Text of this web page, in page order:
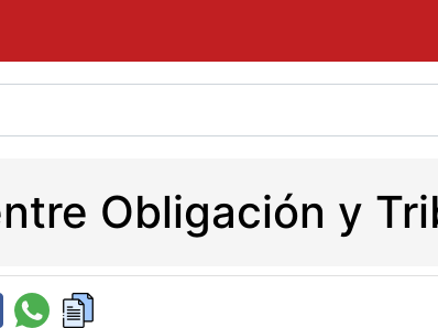
Obligación y